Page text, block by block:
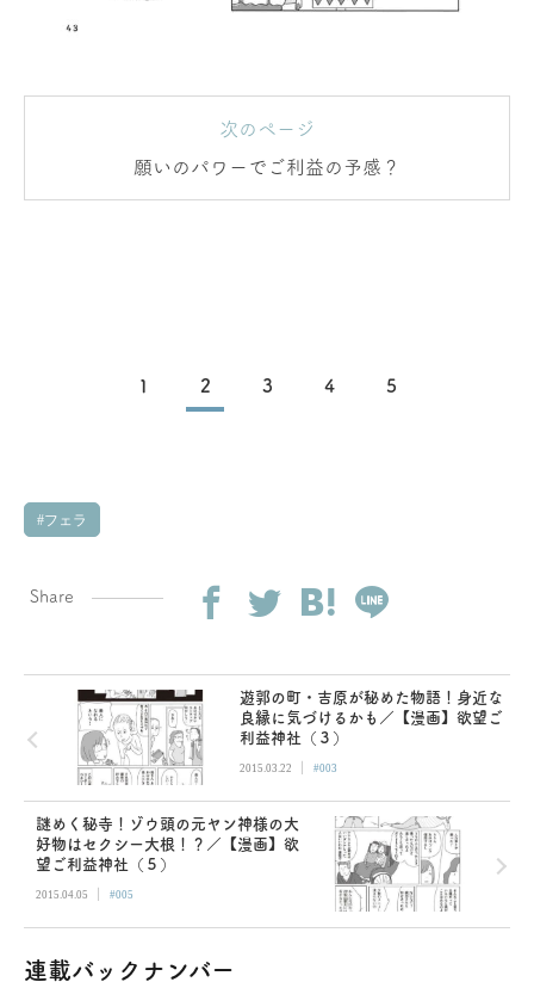
次のページ
願いのパワーでご利益の予感？
1 2 3 4 5
フェラ
Share
遊郭の町・吉原が秘めた物語！身近な
良縁に気づけるかも／【漫画】欲望ご
利益神社（３）
2015.03.22 | #003
謎めく秘寺！ゾウ頭の元ヤン神様の大
好物はセクシー大根！？／【漫画】欲
望ご利益神社（５）
2015.04.05 | #005
連載バックナンバー